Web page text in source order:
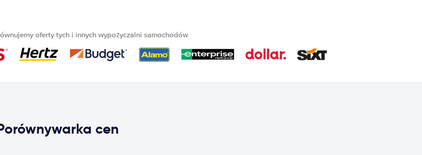
oferty tych i innych wypożyczalni samochodów
cen